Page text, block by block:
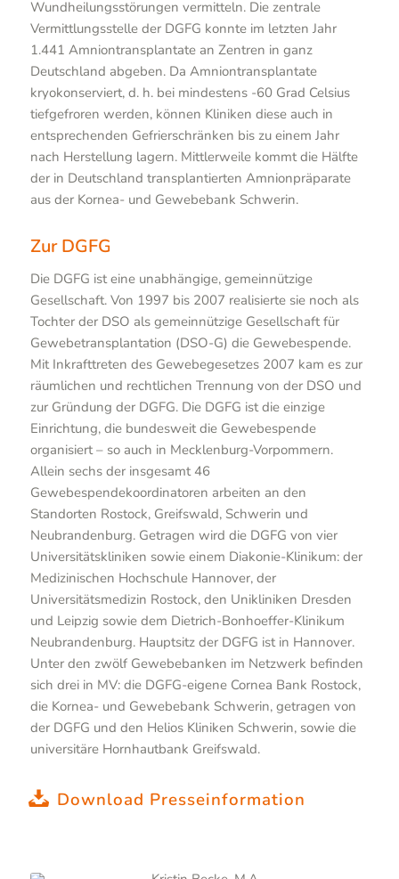
Wundheilungsstörungen vermitteln. Die zentrale
Vermittlungsstelle der DGFG konnte im letzten Jahr
1.441 Amniontransplantate an Zentren in ganz
Deutschland abgeben. Da Amniontransplantate
kryokonserviert, d. h. bei mindestens -60 Grad Celsius
tiefgefroren werden, können Kliniken diese auch in
entsprechenden Gefrierschränken bis zu einem Jahr
nach Herstellung lagern. Mittlerweile kommt die Hälfte
der in Deutschland transplantierten Amnionpräparate
aus der Kornea- und Gewebebank Schwerin.
Zur DGFG
Die DGFG ist eine unabhängige, gemeinnützige
Gesellschaft. Von 1997 bis 2007 realisierte sie noch als
Tochter der DSO als gemeinnützige Gesellschaft für
Gewebetransplantation (DSO-G) die Gewebespende.
Mit Inkrafttreten des Gewebegesetzes 2007 kam es zur
räumlichen und rechtlichen Trennung von der DSO und
zur Gründung der DGFG. Die DGFG ist die einzige
Einrichtung, die bundesweit die Gewebespende
organisiert – so auch in Mecklenburg-Vorpommern.
Allein sechs der insgesamt 46
Gewebespendekoordinatoren arbeiten an den
Standorten Rostock, Greifswald, Schwerin und
Neubrandenburg. Getragen wird die DGFG von vier
Universitätskliniken sowie einem Diakonie-Klinikum: der
Medizinischen Hochschule Hannover, der
Universitätsmedizin Rostock, den Unikliniken Dresden
und Leipzig sowie dem Dietrich-Bonhoeffer-Klinikum
Neubrandenburg. Hauptsitz der DGFG ist in Hannover.
Unter den zwölf Gewebebanken im Netzwerk befinden
sich drei in MV: die DGFG-eigene Cornea Bank Rostock,
die Kornea- und Gewebebank Schwerin, getragen von
der DGFG und den Helios Kliniken Schwerin, sowie die
universitäre Hornhautbank Greifswald.
Download Presseinformation